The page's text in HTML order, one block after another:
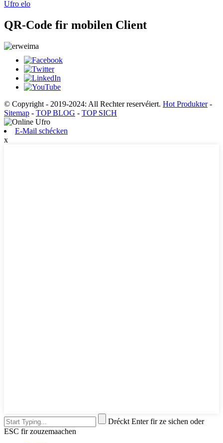
Ufro elo
QR-Code fir mobilen Client
© Copyright - 2019-2024: All Rechter reservéiert. Hot Produkter-
Sitemap - TOP BLOG - TOP SICH
E-Mail schécken
x
Dréckt Enter fir ze sichen oder
ESC fir zouzemaachen